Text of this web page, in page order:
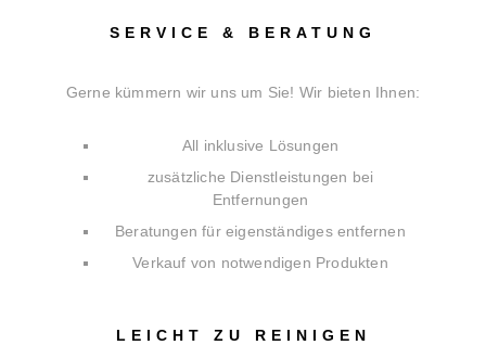
SERVICE & BERATUNG
Gerne kümmern wir uns um Sie! Wir bieten Ihnen:
All inklusive Lösungen
zusätzliche Dienstleistungen bei
Entfernungen
Beratungen für eigenständiges entfernen
Verkauf von notwendigen Produkten
LEICHT ZU REINIGEN